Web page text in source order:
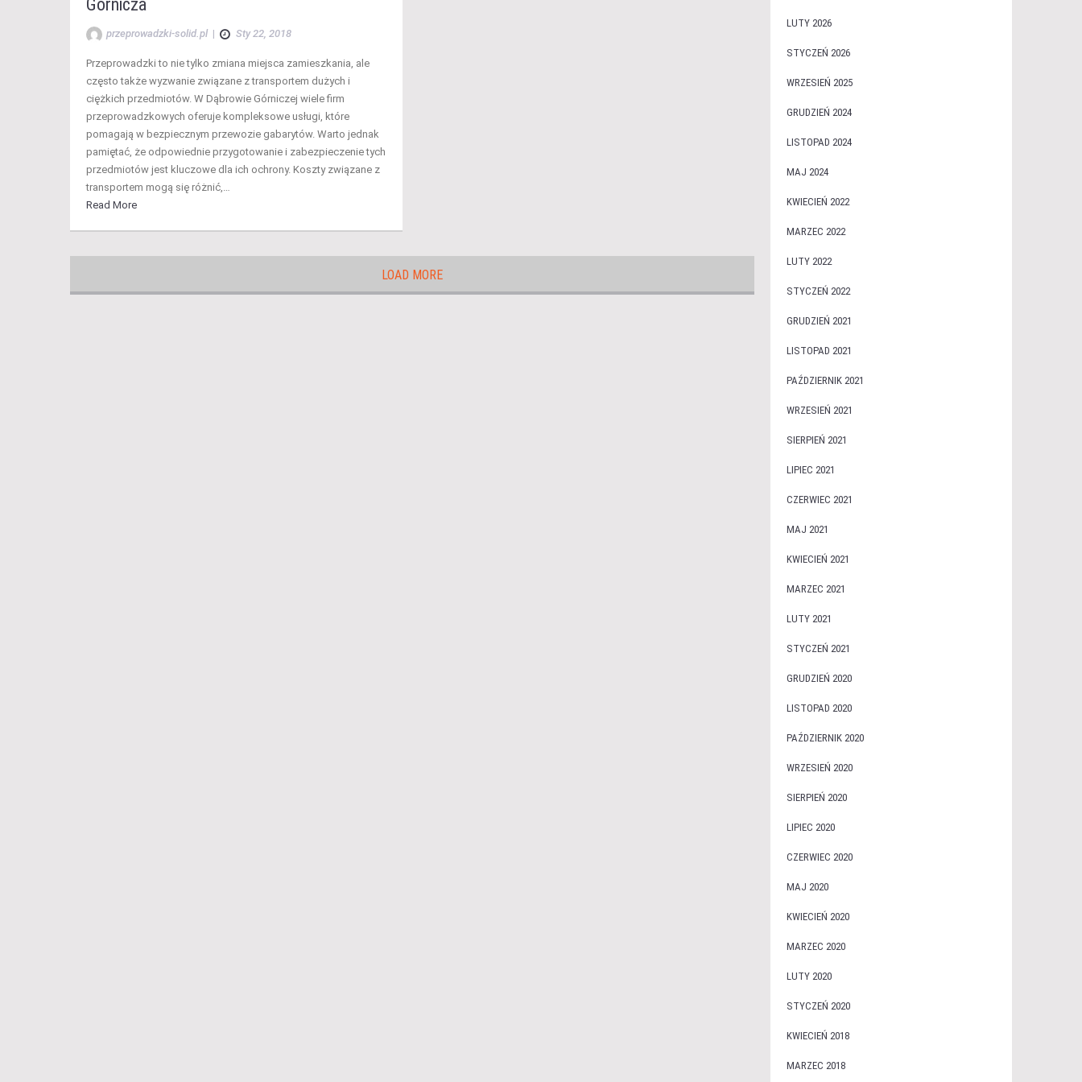
Górnicza
przeprowadzki-solid.pl | Sty 22, 2018
Przeprowadzki to nie tylko zmiana miejsca zamieszkania, ale
często także wyzwanie związane z transportem dużych i
ciężkich przedmiotów. W Dąbrowie Górniczej wiele firm
przeprowadzkowych oferuje kompleksowe usługi, które
pomagają w bezpiecznym przewozie gabarytów. Warto jednak
pamiętać, że odpowiednie przygotowanie i zabezpieczenie tych
przedmiotów jest kluczowe dla ich ochrony. Koszty związane z
transportem mogą się różnić,…
Read More
LOAD MORE
LUTY 2026
STYCZEŃ 2026
WRZESIEŃ 2025
GRUDZIEŃ 2024
LISTOPAD 2024
MAJ 2024
KWIECIEŃ 2022
MARZEC 2022
LUTY 2022
STYCZEŃ 2022
GRUDZIEŃ 2021
LISTOPAD 2021
PAŹDZIERNIK 2021
WRZESIEŃ 2021
SIERPIEŃ 2021
LIPIEC 2021
CZERWIEC 2021
MAJ 2021
KWIECIEŃ 2021
MARZEC 2021
LUTY 2021
STYCZEŃ 2021
GRUDZIEŃ 2020
LISTOPAD 2020
PAŹDZIERNIK 2020
WRZESIEŃ 2020
SIERPIEŃ 2020
LIPIEC 2020
CZERWIEC 2020
MAJ 2020
KWIECIEŃ 2020
MARZEC 2020
LUTY 2020
STYCZEŃ 2020
KWIECIEŃ 2018
MARZEC 2018